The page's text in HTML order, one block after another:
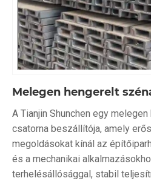
Melegen hengerelt
A Tianjin Shunchen egy
csatorna beszállítója, amely
megoldásokat kínál az
és a mechanikai
terhelésállósággal, stabil